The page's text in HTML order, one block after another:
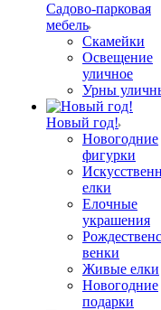
Садово-парковая
мебель
Скамейки
Освещение
уличное
Урны
Новый год!
Новогодние
фигурки
елки
Елочные
украшения
венки
Живые елки
Новогодние
подарки